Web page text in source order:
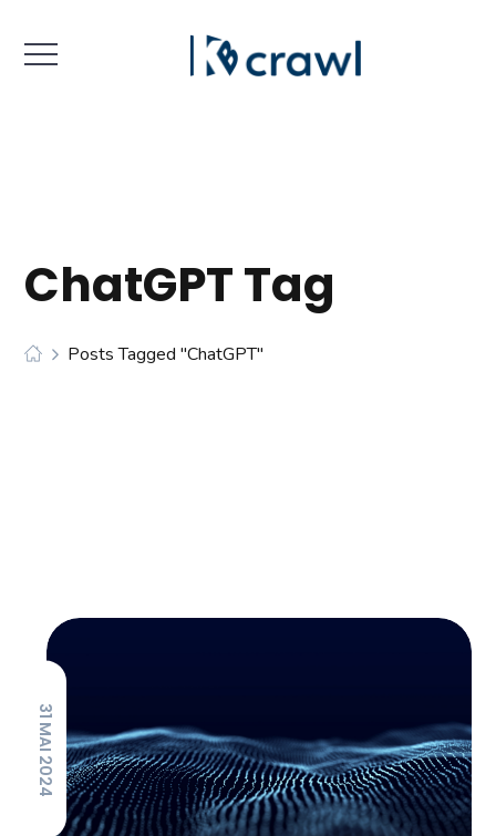
ChatGPT Tag
Posts Tagged "ChatGPT"
31 MAI 2024